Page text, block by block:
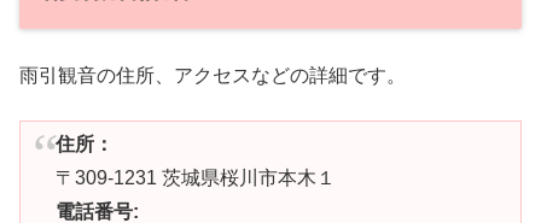
雨引観音の住所、アクセスなどの詳細です。
住所：
〒309-1231 茨城県桜川市本木１
電話番号: